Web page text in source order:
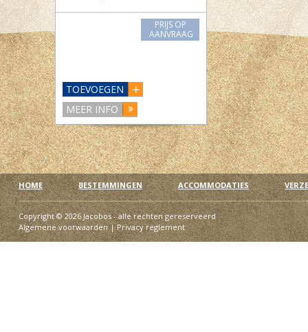
PRIJS OP
AANVRAAG
TOEVOEGEN
MEER INFO
HOME BESTEMMINGEN ACCOMMODATIES
Copyright © 2026 Jacobos - alle rechten gereserveerd
Algemene voorwaarden|Privacy reglement